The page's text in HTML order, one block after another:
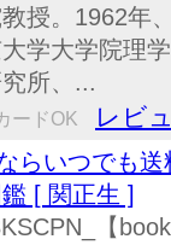
授。1962年
学大学院理
所、...
ードOK レビ
らいつでも
[ 関正生 ]
【